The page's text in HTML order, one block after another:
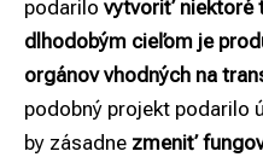
podarilo vytvoriť niektoré
dlhodobým cieľom je
orgánov vhodných na
podobný projekt podarilo
by zásadne zmeniť